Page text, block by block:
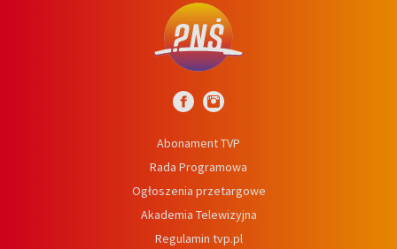
Abonament TVP
Rada Programowa
Ogłoszenia przetargowe
Akademia Telewizyjna
Regulamin tvp.pl